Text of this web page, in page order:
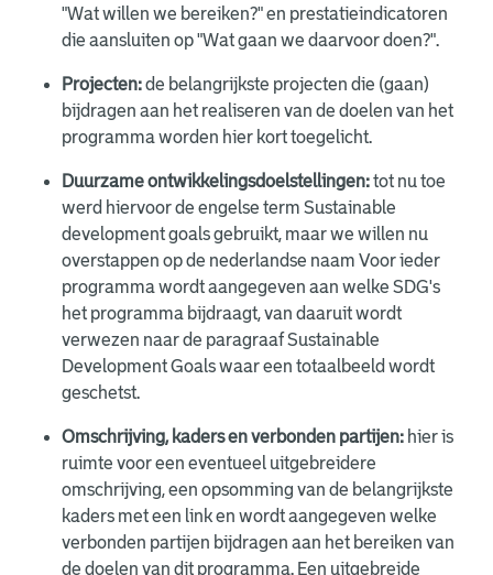
"Wat willen we bereiken?" en prestatieindicatoren
die aansluiten op "Wat gaan we daarvoor doen?".
Projecten:de belangrijkste projecten die (gaan)
bijdragen aan het realiseren van de doelen van het
programma worden hier kort toegelicht.
Duurzame ontwikkelingsdoelstellingen:tot nu toe
werd hiervoor de engelse term Sustainable
development goals gebruikt, maar we willen nu
overstappen op de nederlandse naam Voor ieder
programma wordt aangegeven aan welke SDG's
het programma bijdraagt, van daaruit wordt
verwezen naar de paragraaf Sustainable
Development Goals waar een totaalbeeld wordt
geschetst.
Omschrijving, kaders en verbonden partijen: hier is
ruimte voor een eventueel uitgebreidere
omschrijving, een opsomming van de belangrijkste
kaders met een link en wordt aangegeven welke
verbonden partijen bijdragen aan het bereiken van
de doelen van dit programma. Een uitgebreide